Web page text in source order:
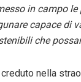
in campo
capace di
che
creduto nella